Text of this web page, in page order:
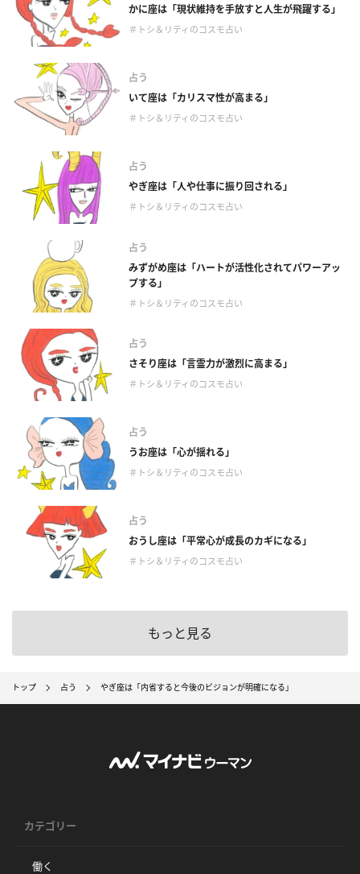
かに座は「現状維持を手放すと人生が飛躍する」
＃トシ＆リティのコスモ占い
占う
いて座は「カリスマ性が高まる」
＃トシ＆リティのコスモ占い
占う
やぎ座は「人や仕事に振り回される」
＃トシ＆リティのコスモ占い
占う
みずがめ座は「ハートが活性化されてパワーアッ
プする」
＃トシ＆リティのコスモ占い
占う
さそり座は「言霊力が激烈に高まる」
＃トシ＆リティのコスモ占い
占う
うお座は「心が揺れる」
＃トシ＆リティのコスモ占い
占う
おうし座は「平常心が成長のカギになる」
＃トシ＆リティのコスモ占い
もっと見る
トップ 占う やぎ座は「内省すると今後のビジョンが明確になる」
カテゴリー
働く